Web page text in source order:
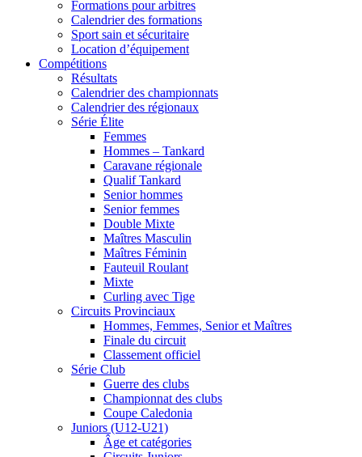
Formations pour arbitres
Calendrier des formations
Sport sain et sécuritaire
Location d’équipement
Compétitions
Résultats
Calendrier des championnats
Calendrier des régionaux
Série Élite
Femmes
Hommes – Tankard
Caravane régionale
Qualif Tankard
Senior hommes
Senior femmes
Double Mixte
Maîtres Masculin
Maîtres Féminin
Fauteuil Roulant
Mixte
Curling avec Tige
Circuits Provinciaux
Hommes, Femmes, Senior et Maîtres
Finale du circuit
Classement officiel
Série Club
Guerre des clubs
Championnat des clubs
Coupe Caledonia
Juniors (U12-U21)
Âge et catégories